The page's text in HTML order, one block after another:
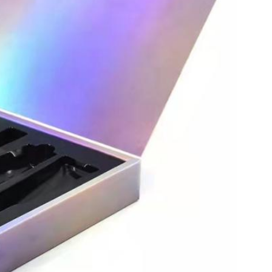
Tinggalkan pesan
akan segera menghubungi Anda